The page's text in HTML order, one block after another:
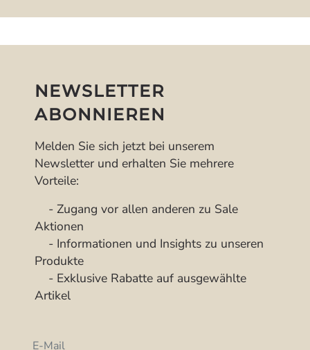
NEWSLETTER
ABONNIEREN
Melden Sie sich jetzt bei unserem
Newsletter und erhalten Sie mehrere
Vorteile:
- Zugang vor allen anderen zu Sale
Aktionen
- Informationen und Insights zu unseren
Produkte
- Exklusive Rabatte auf ausgewählte
Artikel
Newsletter